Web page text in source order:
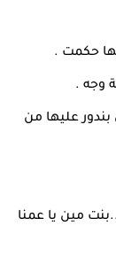
حكمت .
وجه .
عليها من
مين يا عمنا